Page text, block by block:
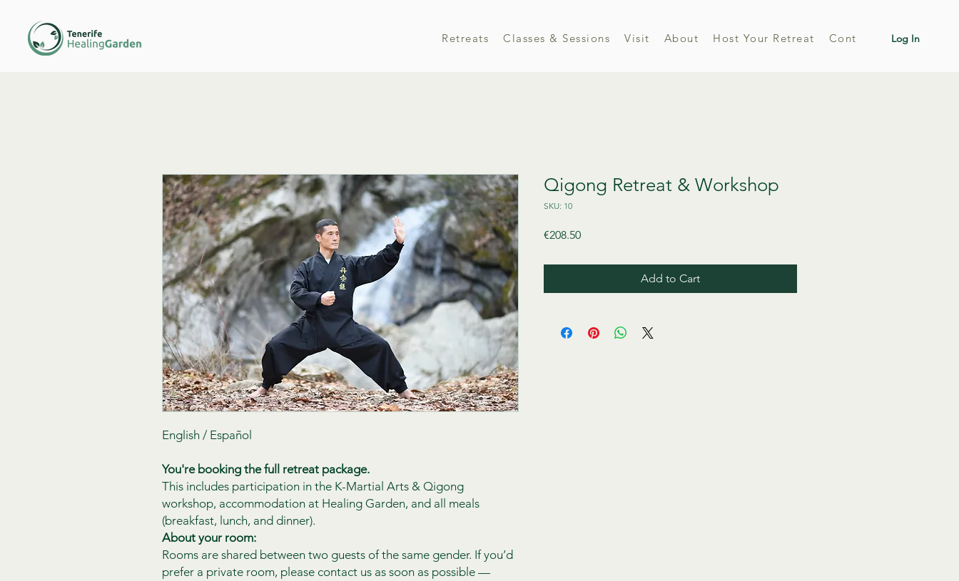
Retreats Classes & Sessions Visit About Host Your Retreat Contact Log In
English / Español
You're booking the full retreat package.
This includes participation in the K-Martial Arts & Qigong
workshop, accommodation at Healing Garden, and all meals
(breakfast, lunch, and dinner).
About your room:
Rooms are shared between two guests of the same gender. If you’d
prefer a private room, please contact us as soon as possible —
Qigong Retreat & Workshop
SKU: 10
€208.50Price
Add to Cart